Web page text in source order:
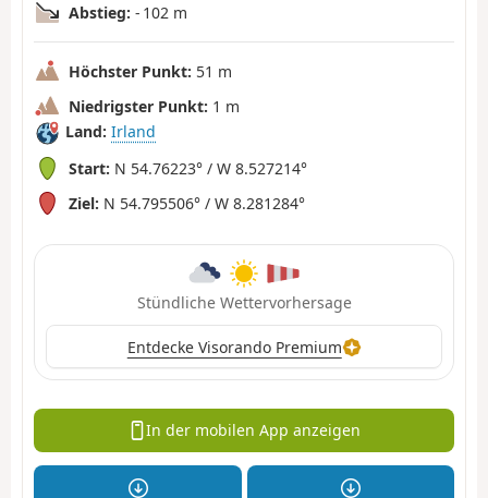
Abstieg: - 102 m
Höchster Punkt: 51 m
Niedrigster Punkt: 1 m
Land: Irland
Start: N 54.76223° / W 8.527214°
Ziel: N 54.795506° / W 8.281284°
Stündliche Wettervorhersage
Entdecke Visorando Premium
In der mobilen App anzeigen